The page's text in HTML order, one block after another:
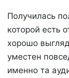
Получилась
которой есть
хорошо
уместен
именно та